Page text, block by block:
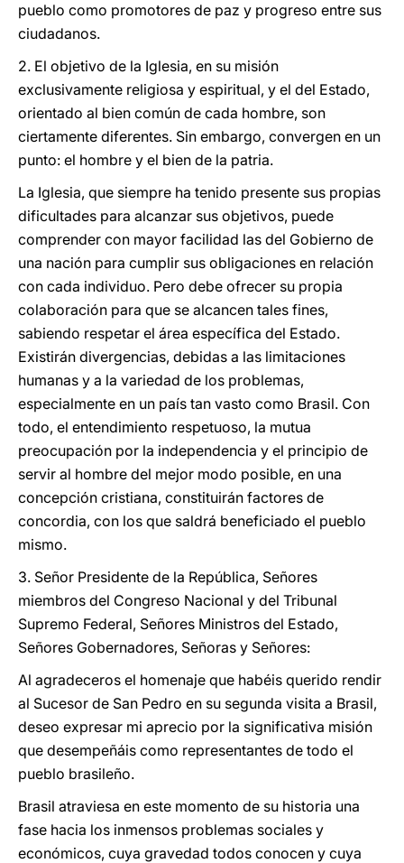
pueblo como promotores de paz y progreso entre sus
ciudadanos.
2. El objetivo de la Iglesia, en su misión
exclusivamente religiosa y espiritual, y el del Estado,
orientado al bien común de cada hombre, son
ciertamente diferentes. Sin embargo, convergen en un
punto: el hombre y el bien de la patria.
La Iglesia, que siempre ha tenido presente sus propias
dificultades para alcanzar sus objetivos, puede
comprender con mayor facilidad las del Gobierno de
una nación para cumplir sus obligaciones en relación
con cada individuo. Pero debe ofrecer su propia
colaboración para que se alcancen tales fines,
sabiendo respetar el área específica del Estado.
Existirán divergencias, debidas a las limitaciones
humanas y a la variedad de los problemas,
especialmente en un país tan vasto como Brasil. Con
todo, el entendimiento respetuoso, la mutua
preocupación por la independencia y el principio de
servir al hombre del mejor modo posible, en una
concepción cristiana, constituirán factores de
concordia, con los que saldrá beneficiado el pueblo
mismo.
3. Señor Presidente de la República, Señores
miembros del Congreso Nacional y del Tribunal
Supremo Federal, Señores Ministros del Estado,
Señores Gobernadores, Señoras y Señores:
Al agradeceros el homenaje que habéis querido rendir
al Sucesor de San Pedro en su segunda visita a Brasil,
deseo expresar mi aprecio por la significativa misión
que desempeñáis como representantes de todo el
pueblo brasileño.
Brasil atraviesa en este momento de su historia una
fase hacia los inmensos problemas sociales y
económicos, cuya gravedad todos conocen y cuya